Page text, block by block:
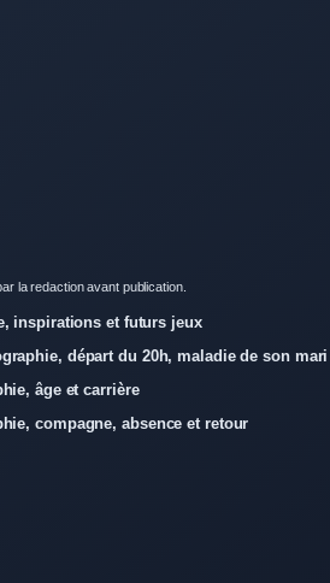
la redaction avant publication.
inspirations et futurs jeux
départ du 20h, maladie de son mari
âge et carrière
compagne, absence et retour